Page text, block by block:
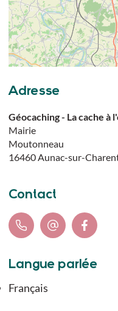
Adresse
Géocaching - La cache à
Mairie
Moutonneau
16460Aunac-sur-
Contact
Langue parlée
Français